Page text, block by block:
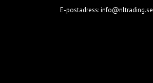
E-postadress:info@nltrading.se